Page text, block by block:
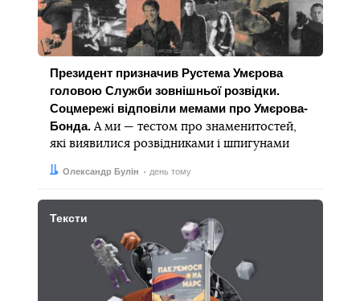
Президент призначив Рустема Умєрова
головою Служби зовнішньої розвідки.
Соцмережі відповіли мемами про Умєрова-
Бонда.А ми — тестом про знаменитостей,
які виявилися розвідниками і шпигунами
Автор:
Олександр Булін
Дата: день тому
Тексти